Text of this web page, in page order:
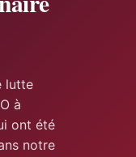
lutte
à
ont été
notre